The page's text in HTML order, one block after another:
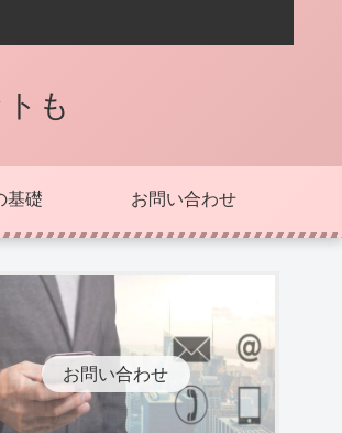
も
基礎 お問い合わせ
お問い合わせ